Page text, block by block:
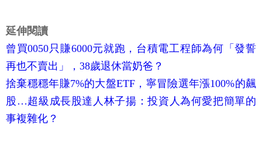
延伸閱讀
曾買0050只賺6000元就跑，台積電工程師為何「發誓
再也不賣出」，38歲退休當奶爸？
捨棄穩穩年賺7%的大盤ETF，寧冒險選年漲100%的飆
股…超級成長股達人林子揚：投資人為何愛把簡單的
事複雜化？